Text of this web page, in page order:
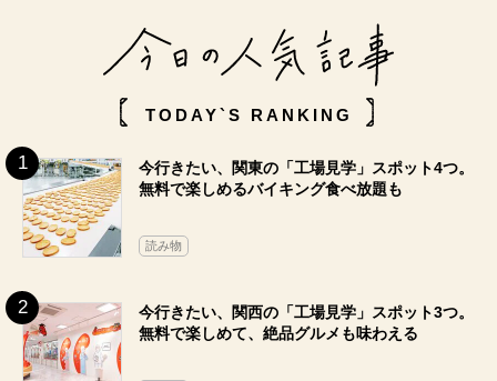
TODAY`S RANKING
今行きたい、関東の「工場見学」スポット4つ。
無料で楽しめるバイキング食べ放題も
読み物
今行きたい、関西の「工場見学」スポット3つ。
無料で楽しめて、絶品グルメも味わえる